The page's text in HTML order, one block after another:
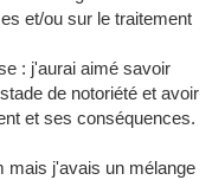
et/ou sur le traitement
: j'aurai aimé savoir
de notoriété et avoir
et ses conséquences.
mais j'avais un mélange